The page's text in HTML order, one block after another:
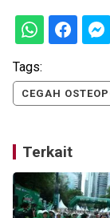
Tags:
CEGAH
Terkait